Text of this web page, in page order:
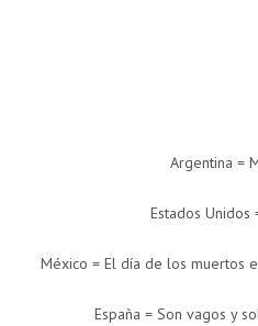
Argentina =
Estados Unidos
México = El día de los muertos
España = Son vagos y